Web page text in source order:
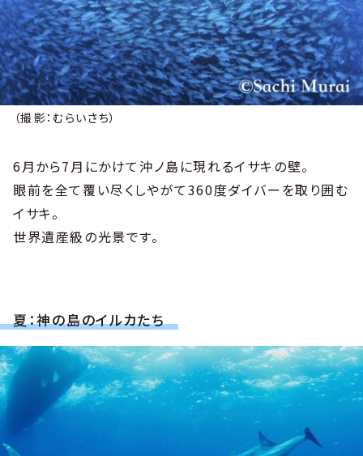
（撮影：むらいさち）
6月から7月にかけて沖ノ島に現れるイサキの壁。
眼前を全て覆い尽くしやがて360度ダイバーを取り囲む
イサキ。
世界遺産級の光景です。
夏：神の島のイルカたち